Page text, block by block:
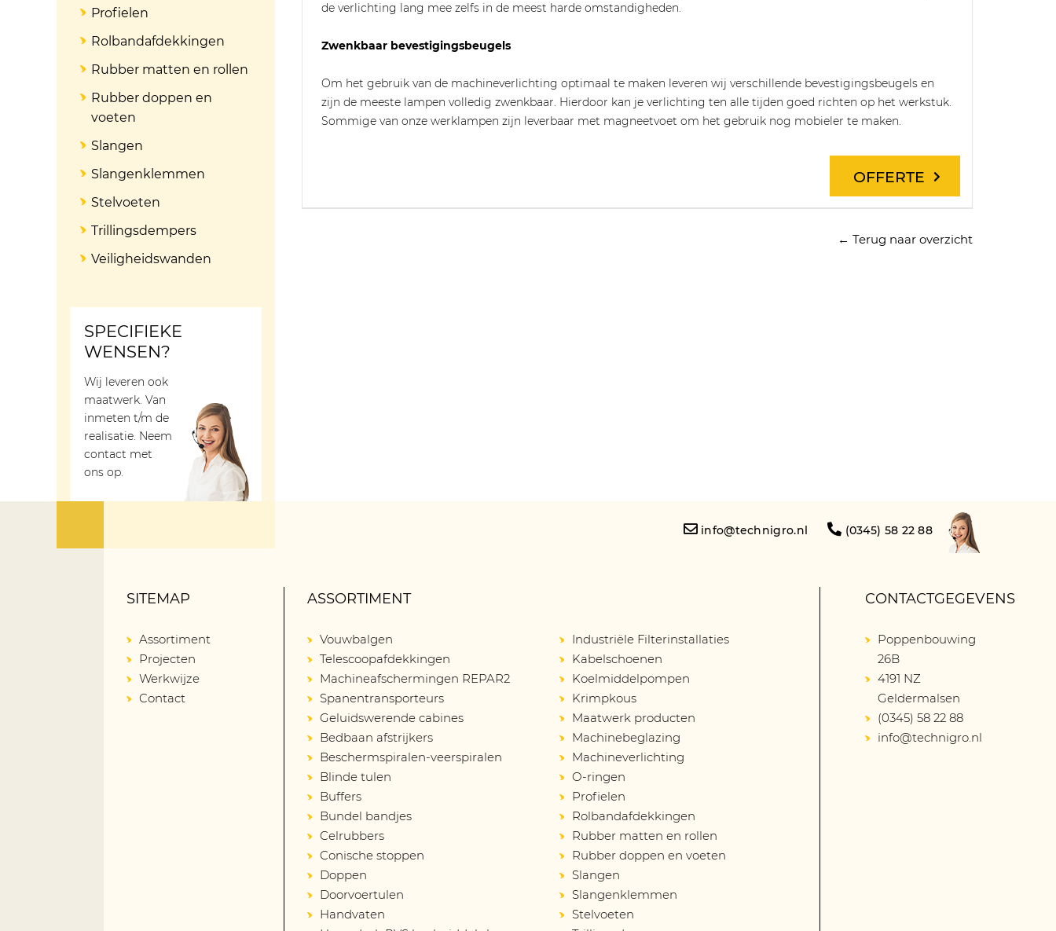
OFFERTE
de verlichting lang mee zelfs in de meest harde omstandigheden.
Zwenkbaar bevestigingsbeugels
Om het gebruik van de machineverlichting optimaal te maken leveren wij verschillende bevestigingsbeugels en
zijn de meeste lampen volledig zwenkbaar. Hierdoor kan je verlichting ten alle tijden goed richten op het werkstuk.
Sommige van onze werklampen zijn leverbaar met magneetvoet om het gebruik nog mobieler te maken.
← Terug naar overzicht
Profielen
Rolbandafdekkingen
Rubber matten en rollen
Rubber doppen en
voeten
Slangen
Slangenklemmen
Stelvoeten
Trillingsdempers
Veiligheidswanden
SPECIFIEKE
WENSEN?
Wij leveren ook
maatwerk. Van
inmeten t/m de
realisatie. Neem
contact met
ons op.
info@technigro.nl (0345) 58 22 88
SITEMAP
Assortiment
Projecten
Werkwijze
Contact
ASSORTIMENT
Vouwbalgen
Telescoopafdekkingen
Machineafschermingen REPAR2
Spanentransporteurs
Geluidswerende cabines
Bedbaan afstrijkers
Beschermspiralen-veerspiralen
Blinde tulen
Buffers
Bundel bandjes
Celrubbers
Conische stoppen
Doppen
Doorvoertulen
Handvaten
Industriële Filterinstallaties
Kabelschoenen
Koelmiddelpompen
Krimpkous
Maatwerk producten
Machinebeglazing
Machineverlichting
O-ringen
Profielen
Rolbandafdekkingen
Rubber matten en rollen
Rubber doppen en voeten
Slangen
Slangenklemmen
Stelvoeten
CONTACTGEGEVENS
Poppenbouwing
26B
4191 NZ
Geldermalsen
(0345) 58 22 88
info@technigro.nl